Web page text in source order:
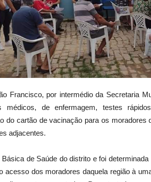
Francisco, por intermédio da Secretaria
médicos, de enfermagem, testes
do cartão de vacinação para os moradores
adjacentes.
de Saúde do distrito e foi
acesso dos moradores daquela região à